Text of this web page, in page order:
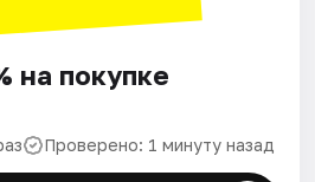
на покупке
Проверено: 1 минуту назад